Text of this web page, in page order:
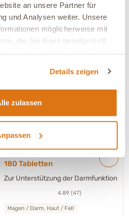
an unsere Partner für
und Analysen weiter. Unsere
möglicherweise mit
die Sie ihnen bereitgestellt
Details zeigen
zulassen
1 Variante
NACHTKERZENÖL
180 Tabletten
Zur Unterstützung der Darmfunktion
4.89 (47)
Magen / Darm, Haut / Fell